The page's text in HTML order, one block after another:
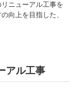
ニューアル工事を
向上を目指した、
アル工事